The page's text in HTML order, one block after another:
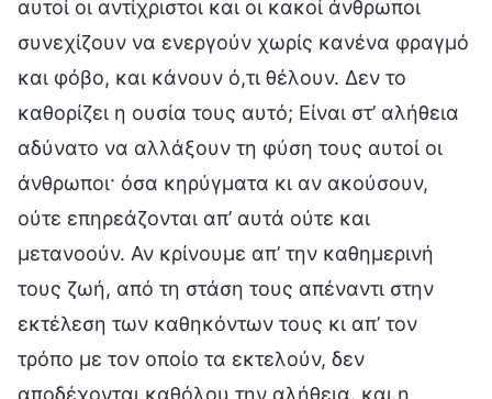
αυτοί οι αντίχριστοι και οι κακοί άνθρωποι
συνεχίζουν να ενεργούν χωρίς κανένα φραγμό
και φόβο, και κάνουν ό,τι θέλουν. Δεν το
καθορίζει η ουσία τους αυτό; Είναι στ’ αλήθεια
αδύνατο να αλλάξουν τη φύση τους αυτοί οι
άνθρωποι· όσα κηρύγματα κι αν ακούσουν,
ούτε επηρεάζονται απ’ αυτά ούτε και
μετανοούν. Αν κρίνουμε απ’ την καθημερινή
τους ζωή, από τη στάση τους απέναντι στην
εκτέλεση των καθηκόντων τους κι απ’ τον
τρόπο με τον οποίο τα εκτελούν, δεν
αποδέχονται καθόλου την αλήθεια, και η